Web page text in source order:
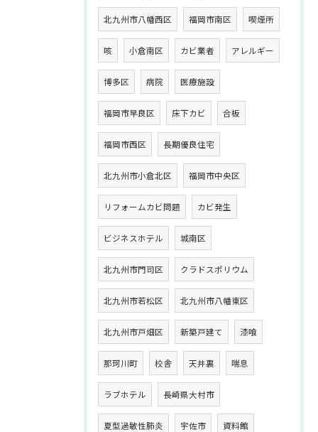
北九州市八幡西区 福岡市南区 喫煙所
咳 小倉南区 カビ業者 アレルギー
博多区 病院 医療施設
福岡市早良区 床下カビ 合板
福岡市西区 長期優良住宅
北九州市小倉北区 福岡市中央区
リフォームカビ問題 カビ発生
ビジネスホテル 城南区
北九州市門司区 クラドスポリウム
北九州市若松区 北九州市八幡東区
北九州市戸畑区 新築戸建て 漆喰
那珂川町 校舎 天井裏 喘息
ラブホテル 長崎県大村市
夏型過敏性肺炎 宇佐市 資料館